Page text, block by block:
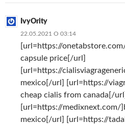
IvyOrity
22.05.2021 О 03:14
[url=https://
capsule price[/url]
[url=https://
mexico[/url] [url=https://
cheap cialis from canada[/
[url=https://medixnext.com/
mexico[/url] [url=https://